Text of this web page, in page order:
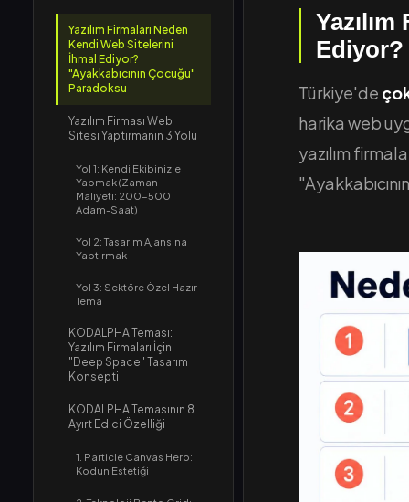
Yazılım Firmaları Neden
Kendi Web Sitelerini
İhmal Ediyor?
"Ayakkabıcının Çocuğu"
Paradoksu
Yazılım Firması Web
Sitesi Yaptırmanın 3 Yolu
Yol 1: Kendi Ekibinizle
Yapmak (Zaman
Maliyeti: 200-500
Adam-Saat)
Yol 2: Tasarım Ajansına
Yaptırmak
Yol 3: Sektöre Özel Hazır
Tema
KODALPHA Teması:
Yazılım Firmaları İçin
"Deep Space" Tasarım
Konsepti
KODALPHA Temasının 8
Ayırt Edici Özelliği
1. Particle Canvas Hero:
Kodun Estetiği
Ediyor?
Türkiye'de
harika web
yazılım